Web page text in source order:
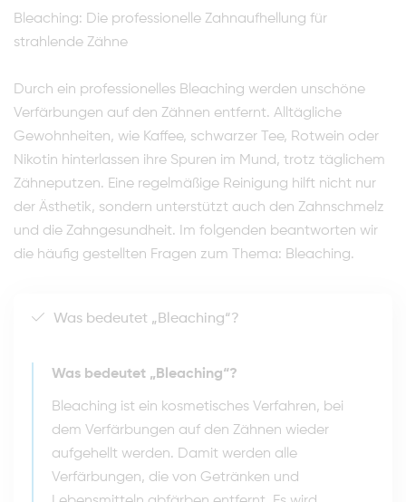
Bleaching: Die professionelle Zahnaufhellung für
strahlende Zähne
Durch ein professionelles Bleaching werden unschöne
Verfärbungen auf den Zähnen entfernt. Alltägliche
Gewohnheiten, wie Kaffee, schwarzer Tee, Rotwein oder
Nikotin hinterlassen ihre Spuren im Mund, trotz täglichem
Zähneputzen. Eine regelmäßige Reinigung hilft nicht nur
der Ästhetik, sondern unterstützt auch den Zahnschmelz
und die Zahngesundheit. Im folgenden beantworten wir
die häufig gestellten Fragen zum Thema: Bleaching.
Was bedeutet „Bleaching“?
Was bedeutet „Bleaching“?
Bleaching ist ein kosmetisches Verfahren, bei
dem Verfärbungen auf den Zähnen wieder
aufgehellt werden. Damit werden alle
Verfärbungen, die von Getränken und